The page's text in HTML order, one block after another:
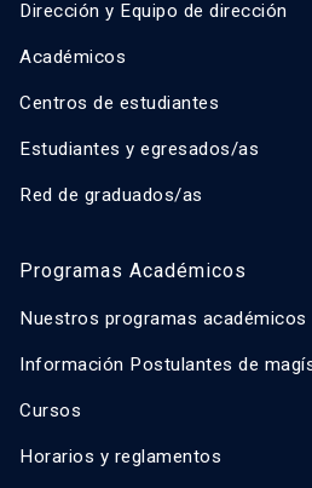
Dirección y Equipo de dirección
Académicos
Centros de estudiantes
Estudiantes y egresados/as
Red de graduados/as
Programas Académicos
Nuestros programas académicos
Información Postulantes de
Cursos
Horarios y reglamentos